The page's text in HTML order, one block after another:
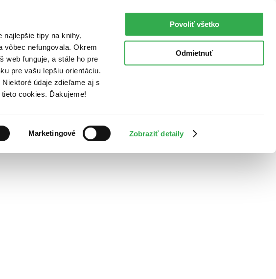
najlepšie tipy na knihy,
vôbec nefungovala. Okrem
web funguje, a stále ho pre
pre vašu lepšiu orientáciu.
údaje zdieľame aj s
cookies. Ďakujeme!
Marketingové Zobraziť detaily
Povoliť všetko
Odmietnuť